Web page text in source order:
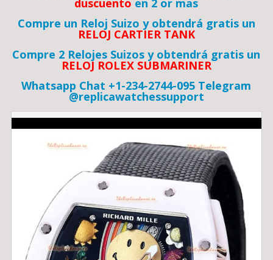
duscuento en 2 or mas
Compre un Reloj Suizo y obtendrá gratis un
RELOJ CARTIER TANK
Compre 2 Relojes Suizos y obtendrá gratis un
RELOJ ROLEX SUBMARINER
Whatsapp Chat +1-234-2744-095 Telegram
@replicawatchessupport